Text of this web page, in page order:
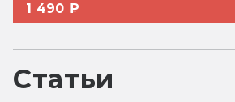
1 490 ₽
Статьи